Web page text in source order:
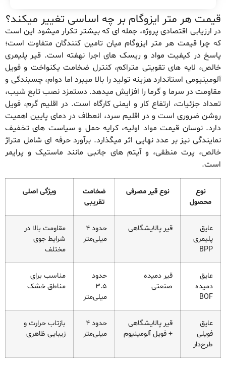
قیمت هر متر ایزوگام بر چه اساسی تغییر میکند؟
در ارزیابی اقتصادی پروژه، جمله ای که بیشتر تکرار میشود این است
که چرا قیمت هر متر ایزوگام میان تامین کنندگان متفاوت است؛
پاسخ در کیفیت مواد و ریسک های اجرا نهفته است. قیر پلیمری
خالص، لایه های تقویتی متراکم، کنترل ضخامت یکنواخت و فویل
آلومینیومی استاندارد هزینه تولید را بالا میبرد اما دوام، چسبندگی و
مقاومت در سرما و گرما را افزایش میدهد. دستمزد نصب تابع شیب،
تعداد جزئیات، ارتفاع کار و ایمنی کارگاه است. در اقلیم گرم، فویل
روشن ضروری است و در اقلیم سرد، انعطاف در دمای پایین اهمیت
دارد. نوسان قیمت مواد اولیه، کرایه حمل و سیاست های تخفیف
نمایندگی نیز بر عدد نهایی اثر میگذارد. برآورد حرفه ای شامل متراژ
خالص، پرت منطقی، و آیتم های جانبی مانند ماستیک و پرایمر
است.
نوع
محصول
نوع قیر مصرفی
ضخامت
تقریبی
ویژگی اصلی
عایق
پلیمری
BPP
قیر پالایشگاهی
حدود 4
میلی‌متر
مقاومت بالا در
شرایط جوی
مختلف
عایق
دمیده
BOF
قیر دمیده
صنعتی
حدود
3.5
میلی‌متر
مناسب برای
مناطق خشک
عایق
فویلی
طرح‌دار
قیر پالایشگاهی
+ فویل آلومینیوم
حدود 4
میلی‌متر
بازتاب حرارت و
زیبایی ظاهری